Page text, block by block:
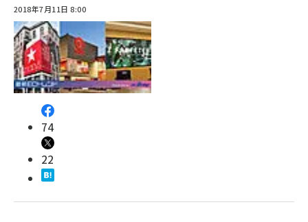
2018年7月11日 8:00
74
22